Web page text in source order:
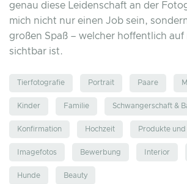
genau diese Leidenschaft an der
mich nicht nur einen Job sein,
großen Spaß – welcher hoffentlich auf
sichtbar ist.
Tierfotografie Portrait Paare
Kinder Familie Schwangerschaft &
Konfirmation Hochzeit Produkte
Imagefotos Bewerbung Interior
Hunde Beauty